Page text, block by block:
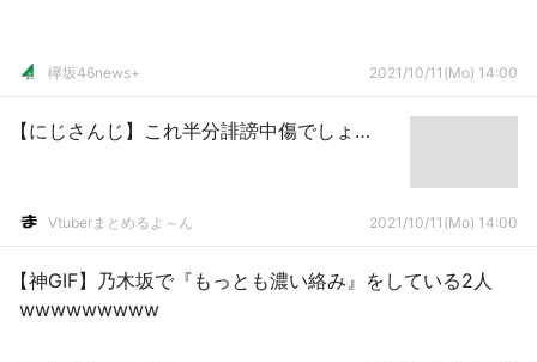
欅坂46news+ 2021/10/11(Mo) 14:00
【にじさんじ】これ半分誹謗中傷でしょ…
Vtuberまとめるよ～ん 2021/10/11(Mo) 14:00
【神GIF】乃木坂で『もっとも濃い絡み』をしている2人
wwwwwwwww